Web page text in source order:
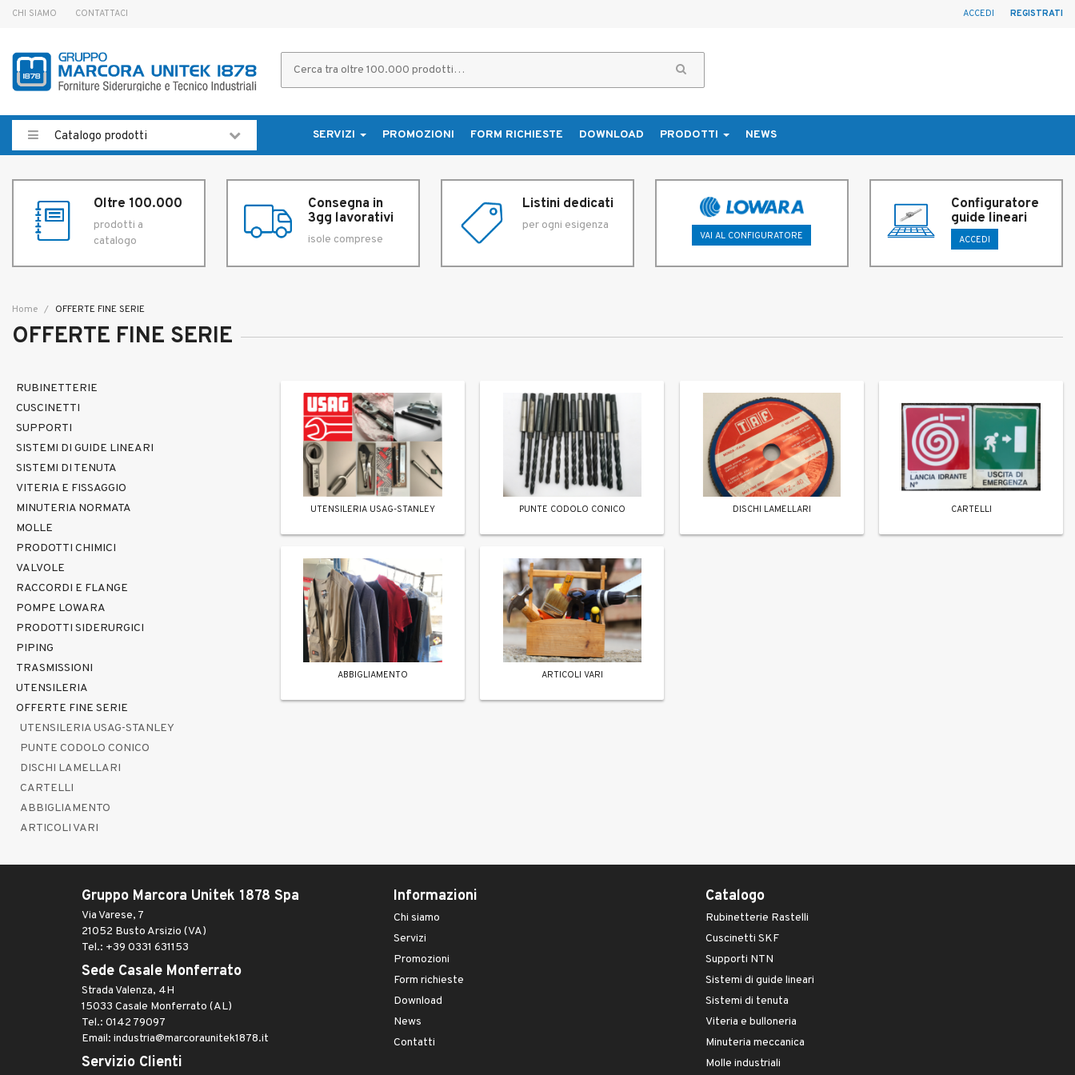
CHI SIAMO CONTATTACI REGISTRATI
ACCEDI
Catalogo prodotti SERVIZI PROMOZIONI FORM RICHIESTE DOWNLOAD PRODOTTI NEWS
Oltre 100.000
prodotti a
catalogo
Consegna in
3gg lavorativi
isole comprese
Listini dedicati
per ogni esigenza
VAI AL CONFIGURATORE
Configuratore
guide lineari
ACCEDI
Home OFFERTE FINE SERIE
OFFERTE FINE SERIE
RUBINETTERIE
CUSCINETTI
SUPPORTI
SISTEMI DI GUIDE LINEARI
SISTEMI DI TENUTA
VITERIA E FISSAGGIO
MINUTERIA NORMATA
MOLLE
PRODOTTI CHIMICI
VALVOLE
RACCORDI E FLANGE
POMPE LOWARA
PRODOTTI SIDERURGICI
PIPING
TRASMISSIONI
UTENSILERIA
OFFERTE FINE SERIE
UTENSILERIA USAG-STANLEY
PUNTE CODOLO CONICO
DISCHI LAMELLARI
CARTELLI
ABBIGLIAMENTO
ARTICOLI VARI
UTENSILERIA USAG-STANLEY PUNTE CODOLO CONICO DISCHI LAMELLARI CARTELLI
ABBIGLIAMENTO ARTICOLI VARI
Gruppo Marcora Unitek 1878 Spa
Via Varese, 7
21052 Busto Arsizio (VA)
Tel.: +39 0331 631153
Sede Casale Monferrato
Strada Valenza, 4H
15033 Casale Monferrato (AL)
Tel.: 0142 79097
Email: industria@marcoraunitek1878.it
Servizio Clienti
Informazioni
Chi siamo
Servizi
Promozioni
Form richieste
Download
News
Contatti
Catalogo
Rubinetterie Rastelli
Cuscinetti SKF
Supporti NTN
Sistemi di guide lineari
Sistemi di tenuta
Viteria e bulloneria
Minuteria meccanica
Molle industriali